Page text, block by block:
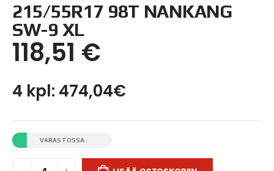
215/55R17 98T NANKANG
SW-9 XL
118,51 €
4 kpl: 474,04€
VARASTOSSA